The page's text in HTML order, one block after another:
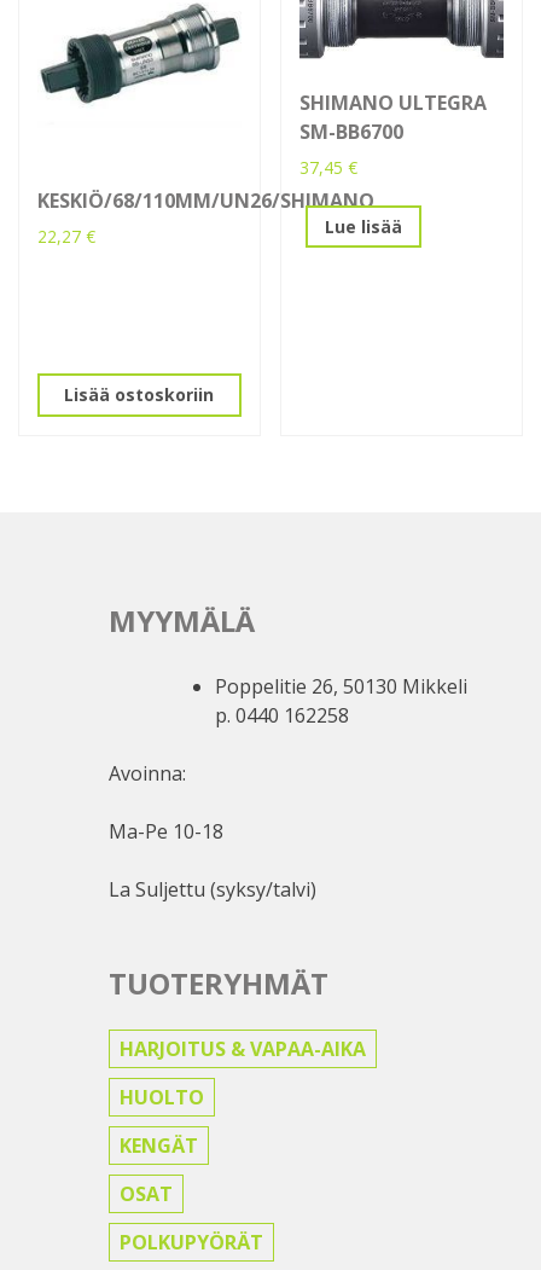
KESKIÖ/68/110MM/UN26/SHIMANO
22,27 €
Lisää ostoskoriin
SHIMANO ULTEGRA
SM-BB6700
37,45€
Lue lisää
MYYMÄLÄ
Poppelitie 26, 50130 Mikkeli
p. 0440 162258
Avoinna:
Ma-Pe 10-18
La Suljettu (syksy/talvi)
TUOTERYHMÄT
HARJOITUS & VAPAA-AIKA
HUOLTO
KENGÄT
OSAT
POLKUPYÖRÄT